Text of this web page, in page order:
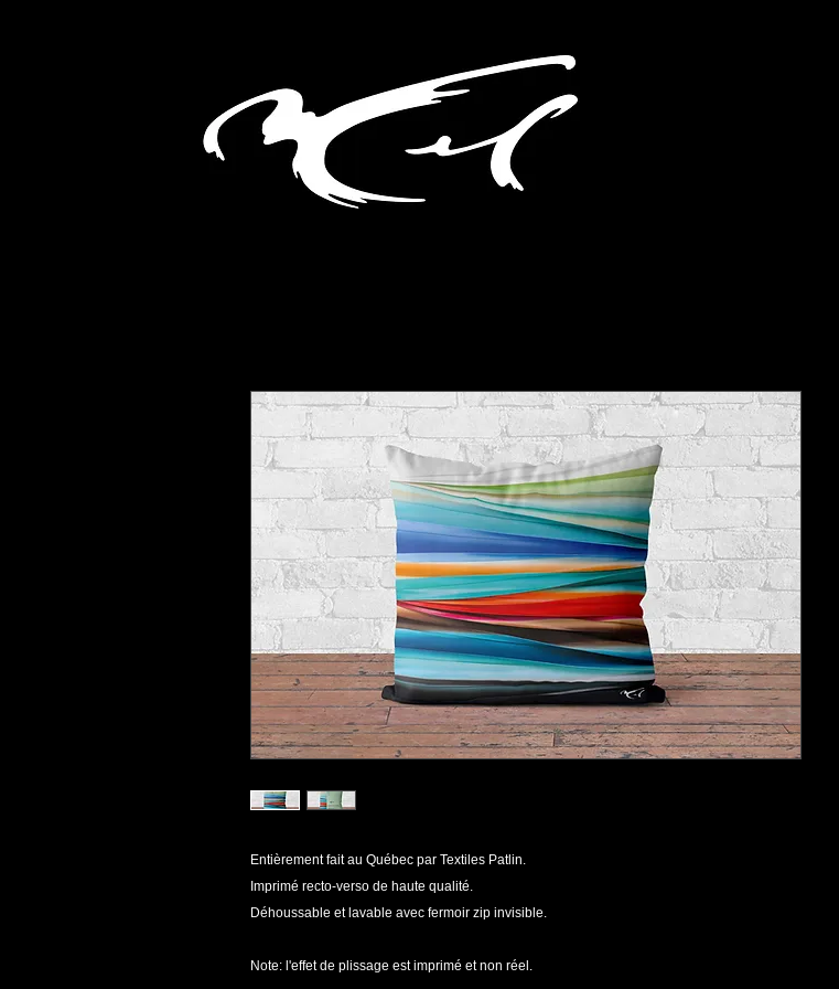
Entièrement fait au Québec par Textiles Patlin.
Imprimé recto-verso de haute qualité.
Déhoussable et lavable avec fermoir zip invisible.
Note: l'effet de plissage est imprimé et non réel.